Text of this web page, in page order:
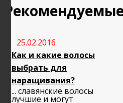
25.02.2016
Как и какие волосы
выбрать для
наращивания?
... славянские волосы
лучшие и могут